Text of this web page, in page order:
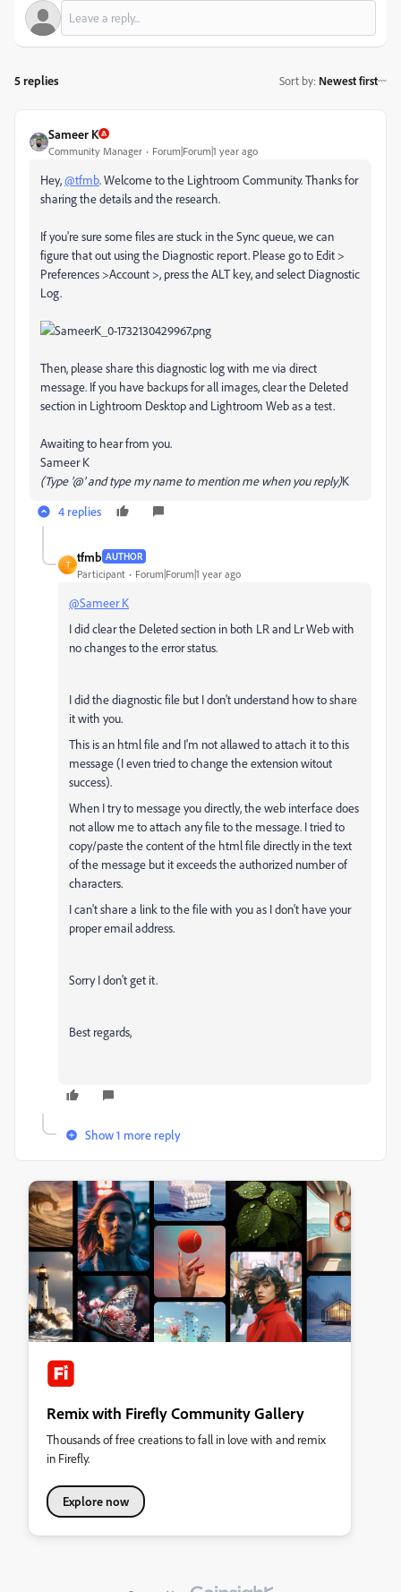
5 replies Sort by: Newest first
Sameer K
Community Manager Forum|Forum|1 year ago
Hey,@tfmb. Welcome to the Lightroom Community. Thanks for
sharing the details and the research.
If you're sure some files are stuck in the Sync queue, we can
figure that out using the Diagnostic report. Please go to Edit >
Preferences >Account >, press the ALT key, and select Diagnostic
Log.
Then, please share this diagnostic log with me via direct
message. If you have backups for all images, clear the Deleted
section in Lightroom Desktop and Lightroom Web as a test.
Awaiting to hear from you.
Sameer K
(Type '@' and type my name to mention me when you reply)K
4 replies
T
tfmb AUTHOR
Participant Forum|Forum|1 year ago
@Sameer K
I did clear the Deleted section in both LR and Lr Web with
no changes to the error status.
I did the diagnostic file but I don't understand how to share
it with you.
This is an html file and I'm not allawed to attach it to this
message (I even tried to change the extension witout
success).
When I try to message you directly, the web interface does
not allow me to attach any file to the message. I tried to
copy/paste the content of the html file directly in the text
of the message but it exceeds the authorized number of
characters.
I can't share a link to the file with you as I don't have your
proper email address.
Sorry I don't get it.
Best regards,
Show 1 more reply
Remix with Firefly Community Gallery
Thousands of free creations to fall in love with and remix
in Firefly.
Explore now